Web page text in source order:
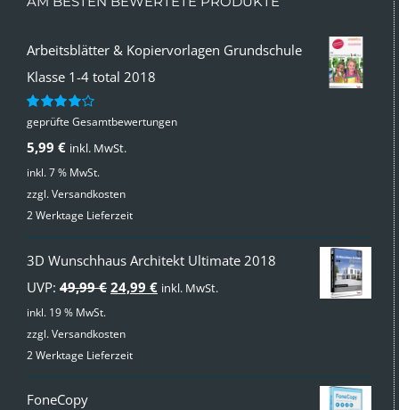
Arbeitsblätter & Kopiervorlagen Grundschule
Klasse 1-4 total 2018
Bewertet
von 5
geprüfte Gesamtbewertungen
5,99 € inkl. MwSt.
inkl. 7 % MwSt.
zzgl.Versandkosten
2 Werktage Lieferzeit
3D Wunschhaus Architekt Ultimate 2018
UVP: 49,99€ Ursprünglicher
war:
24,99 €Aktueller
inkl. MwSt.
inkl. 19 % MwSt.
zzgl.Versandkosten
2 Werktage Lieferzeit
FoneCopy